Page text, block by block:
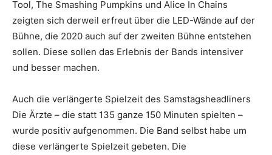
Tool, The Smashing Pumpkins und Alice In Chains
zeigten sich derweil erfreut über die LED-Wände auf der
Bühne, die 2020 auch auf der zweiten Bühne entstehen
sollen. Diese sollen das Erlebnis der Bands intensiver
und besser machen.
Auch die verlängerte Spielzeit des Samstagsheadliners
Die Ärzte – die statt 135 ganze 150 Minuten spielten –
wurde positiv aufgenommen. Die Band selbst habe um
diese verlängerte Spielzeit gebeten. Die